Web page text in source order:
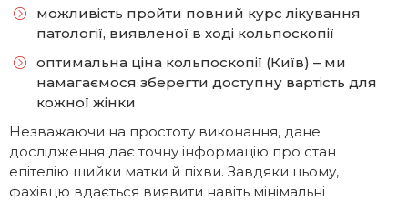
можливість пройти повний курс лікування
патології, виявленої в ході кольпоскопії
оптимальна ціна кольпоскопії (Київ) – ми
намагаємося зберегти доступну вартість для
кожної жінки
Незважаючи на простоту виконання, дане
дослідження дає точну інформацію про стан
епітелію шийки матки й піхви. Завдяки цьому,
фахівцю вдається виявити навіть мінімальні